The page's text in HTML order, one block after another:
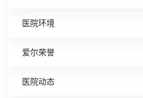
医院环境
爱尔荣誉
医院动态